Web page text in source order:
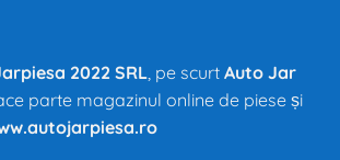
2022 SRL, pe scurt Auto Jar
parte magazinul online de piese și